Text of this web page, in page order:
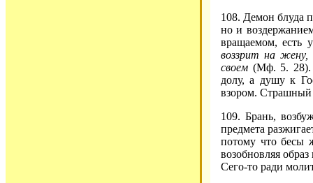
108. Демон блуда
но и
вращаемом, есть
воззрит на
своем (Мф. 5. 28).
долу, а душу к
взором. Страшный
109. Брань,
предмета
потому что бесы
возобновляя
Сего-то ради